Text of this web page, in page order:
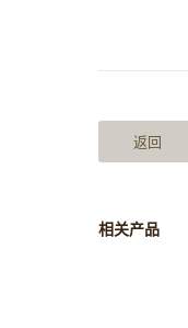
返回
相关产品